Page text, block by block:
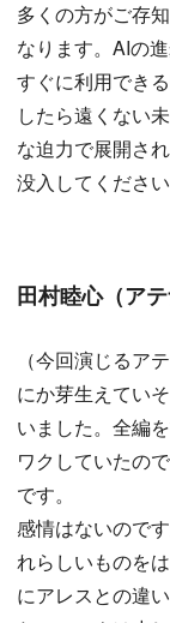
多くの方がご存
なります。AIの
すぐに利用でき
したら遠くない
な迫力で展開さ
没入してください
田村睦心（アテ
（今回演じるア
にか芽生えてい
いました。全編
ワクしていたの
です。
感情はないので
れらしいものを
にアレスとの違